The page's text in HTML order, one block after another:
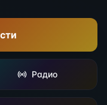
Радио